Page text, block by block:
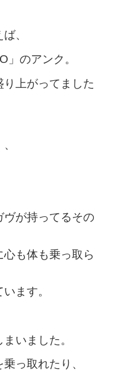
、
」のアンク。
上がってました
ヴが持ってるその
も体も乗っ取ら
ます。
いました。
っ取れたり、